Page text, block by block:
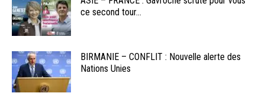
ce second tour...
BIRMANIE – CONFLIT : Nouvelle alerte des
Nations Unies